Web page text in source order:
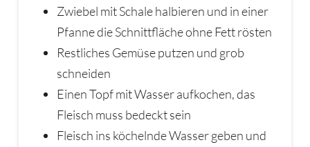
Zwiebel mit Schale halbieren und in einer
Pfanne die Schnittfläche ohne Fett rösten
Restliches Gemüse putzen und grob
schneiden
Einen Topf mit Wasser aufkochen, das
Fleisch muss bedeckt sein
Fleisch ins köchelnde Wasser geben und